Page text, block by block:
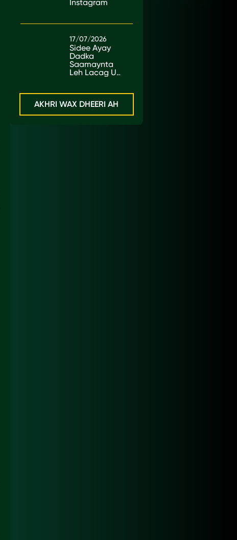
Instagram
17/07/2026
Sidee Ayay
Dadka
Saamaynta
Leh Lacag U
AKHRI WAX DHEERI AH